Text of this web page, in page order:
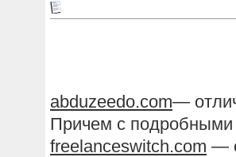
abduzeedo.com—
Причем с
freelanceswitch.com —